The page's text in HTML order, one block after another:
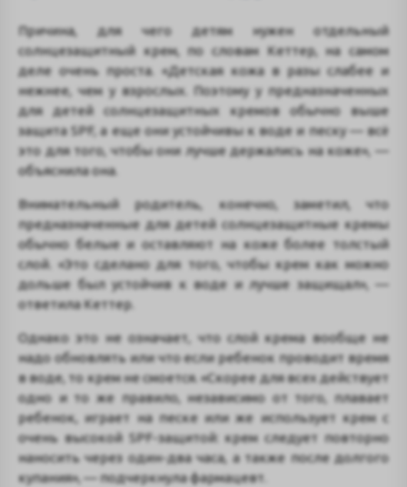
Причина, для чего детям нужен отдельный
солнцезащитный крем, по словам Кеттер, на самом
деле очень проста. «Детская кожа в разы слабее и
нежнее, чем у взрослых. Поэтому у предназначенных
для детей солнцезащитных кремов обычно выше
защита SPF, а еще они устойчивы к воде и песку — всё
это для того, чтобы они лучше держались на коже», —
объяснила она.
Внимательный родитель, конечно, заметил, что
предназначенные для детей солнцезащитные кремы
обычно белые и оставляют на коже более толстый
слой. «Это сделано для того, чтобы крем как можно
дольше был устойчив к воде и лучше защищал», —
ответила Кеттер.
Однако это не означает, что слой крема вообще не
надо обновлять или что если ребенок проводит время
в воде, то крем не смоется. «Скорее для всех действует
одно и то же правило, независимо от того, плавает
ребенок, играет на песке или же использует крем с
очень высокой SPF-защитой: крем следует повторно
наносить через один-два часа, а также после долгого
купания», — подчеркнула фармацевт.